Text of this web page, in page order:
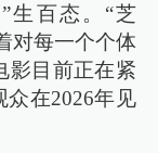
生百态。“芝
对每一个个体
影目前正在紧
众在2026年见